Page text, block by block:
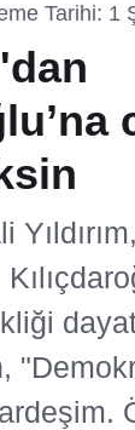
Tarihi: 1